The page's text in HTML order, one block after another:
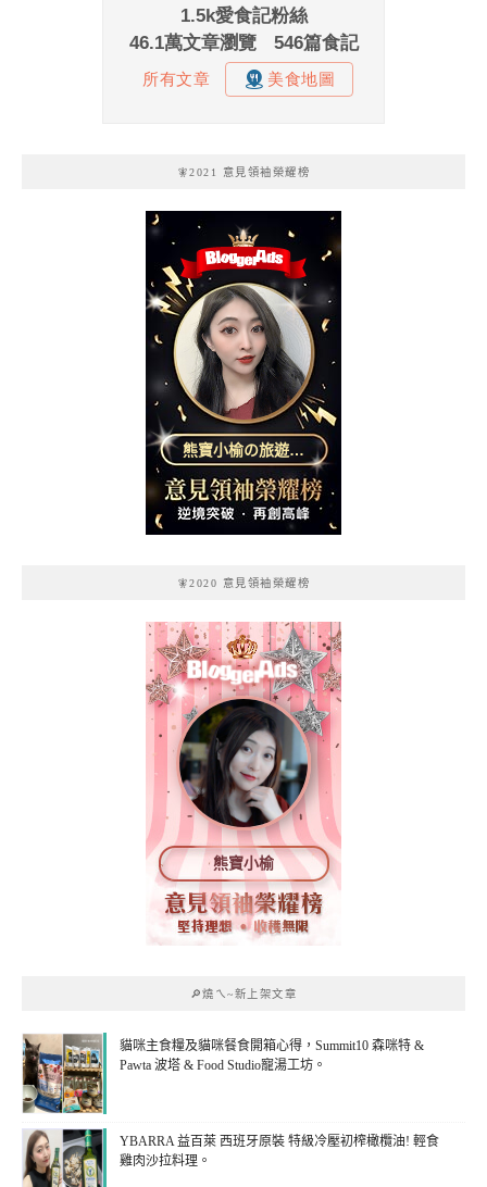
🧚2021 意見領袖榮耀榜
熊寶小榆の旅遊日
記
🧚2020 意見領袖榮耀榜
熊寶小榆
🔎燒ㄟ~新上架文章
貓咪主食糧及貓咪餐食開箱心得，Summit10 森咪特 &
Pawta 波塔 & Food Studio寵湯工坊。
YBARRA 益百萊 西班牙原裝 特級冷壓初榨橄欖油! 輕食
雞肉沙拉料理。